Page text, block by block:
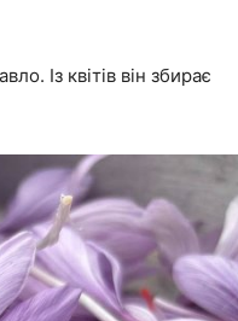
Із квітів він збирає